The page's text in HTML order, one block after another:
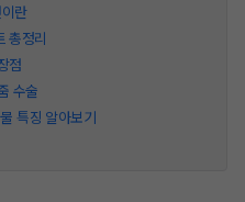
란
총정리
점
수술
특징 알아보기